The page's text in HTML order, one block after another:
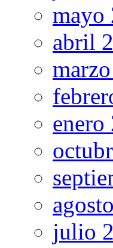
mayo
abril
enero
julio